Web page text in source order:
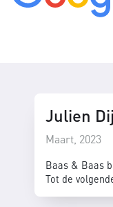
Julien
Maart, 2023
Baas & Baas
Tot de